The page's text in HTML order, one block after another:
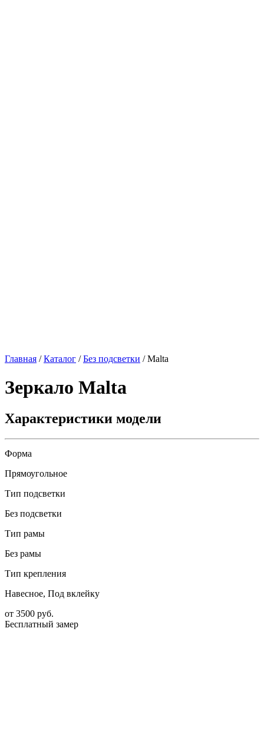
Главная /Каталог /Без подсветки /Malta
Зеркало Malta
Характеристики модели
Форма
Прямоугольное
Тип подсветки
Без подсветки
Тип рамы
Без рамы
Тип крепления
Навесное, Под вклейку
от 3500 руб.
Бесплатный замер